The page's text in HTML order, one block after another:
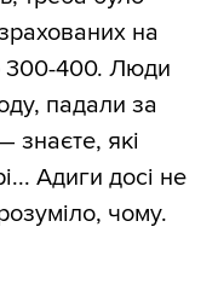
на
300-400. Люди
падали за
знаєте, які
Адиги досі не
чому.